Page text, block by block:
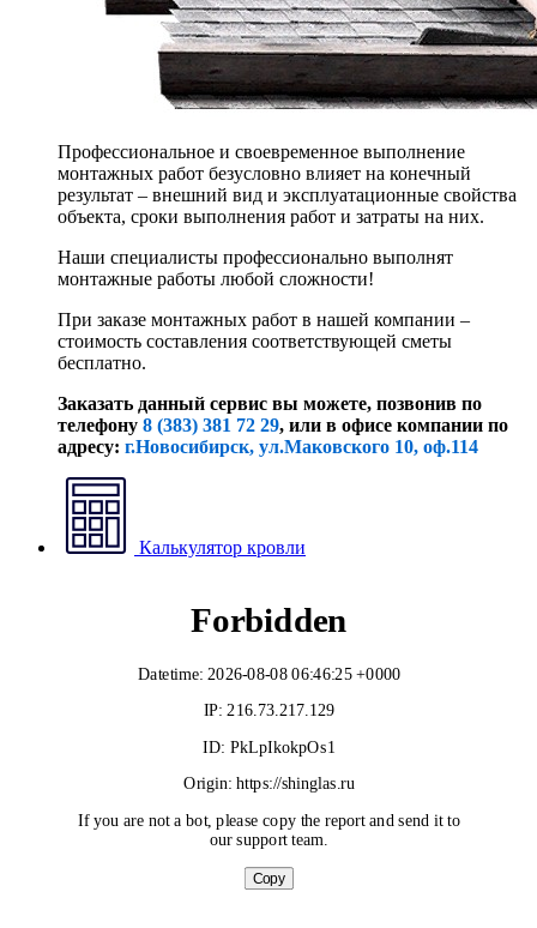
Профессиональное и своевременное выполнение
монтажных работ безусловно влияет на конечный
результат – внешний вид и эксплуатационные свойства
объекта, сроки выполнения работ и затраты на них.
Наши специалисты профессионально выполнят
монтажные работы любой сложности!
При заказе монтажных работ в нашей компании –
стоимость составления соответствующей сметы
бесплатно.
Заказать данный сервис вы можете, позвонив по
телефону 8 (383) 381 72 29, или в офисе компании по
адресу: г.Новосибирск, ул.Маковского 10, оф.114
Калькулятор кровли